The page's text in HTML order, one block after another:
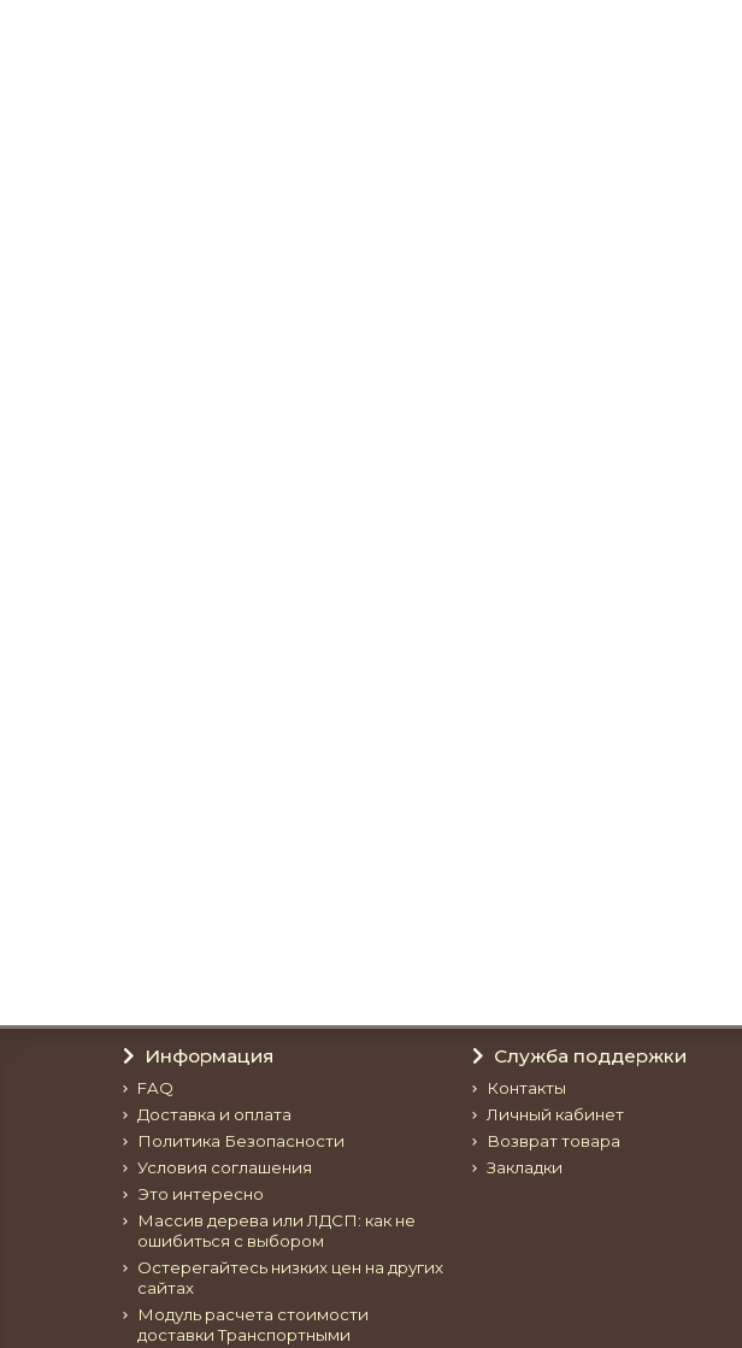
Информация
FAQ
Доставка и оплата
Политика Безопасности
Условия соглашения
Это интересно
Массив дерева или ЛДСП: как не
ошибиться с выбором
Остерегайтесь низких цен на других
сайтах
Модуль расчета стоимости
доставки Транспортными
Служба поддержки
Контакты
Личный кабинет
Возврат товара
Закладки